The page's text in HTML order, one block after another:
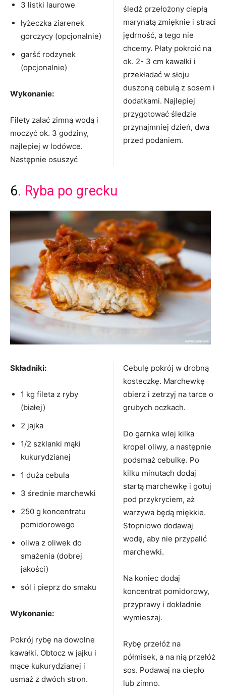
3 listki laurowe
łyżeczka ziarenek
gorczycy (opcjonalnie)
garść rodzynek
(opcjonalnie)
Wykonanie:
Filety zalać zimną wodą i
moczyć ok. 3 godziny,
najlepiej w lodówce.
Następnie osuszyć
śledź przełożony ciepłą
marynatą zmięknie i straci
jędrność, a tego nie
chcemy. Płaty pokroić na
ok. 2- 3 cm kawałki i
przekładać w słoju
duszoną cebulą z sosem i
dodatkami. Najlepiej
przygotować śledzie
przynajmniej dzień, dwa
przed podaniem.
6. Ryba po grecku
Składniki:
1 kg fileta z ryby
(białej)
2 jajka
1/2 szklanki mąki
kukurydzianej
1 duża cebula
3 średnie marchewki
250 g koncentratu
pomidorowego
oliwa z oliwek do
smażenia (dobrej
jakości)
sól i pieprz do smaku
Wykonanie:
Pokrój rybę na dowolne
kawałki. Obtocz w jajku i
mące kukurydzianej i
usmaż z dwóch stron.
Cebulę pokrój w drobną
kosteczkę. Marchewkę
obierz i zetrzyj na tarce o
grubych oczkach.
Do garnka wlej kilka
kropel oliwy, a następnie
podsmaż cebulkę. Po
kilku minutach dodaj
startą marchewkę i gotuj
pod przykryciem, aż
warzywa będą miękkie.
Stopniowo dodawaj
wodę, aby nie przypalić
marchewki.
Na koniec dodaj
koncentrat pomidorowy,
przyprawy i dokładnie
wymieszaj.
Rybę przełóż na
półmisek, a na nią przełóż
sos. Podawaj na ciepło
lub zimno.